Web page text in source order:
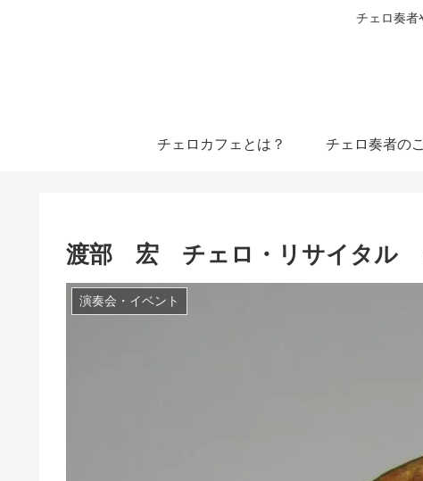
チェロ奏者
チェロカフェとは？ チェロ奏者の
渡部 宏 チェロ・リサイタル
演奏会・イベント